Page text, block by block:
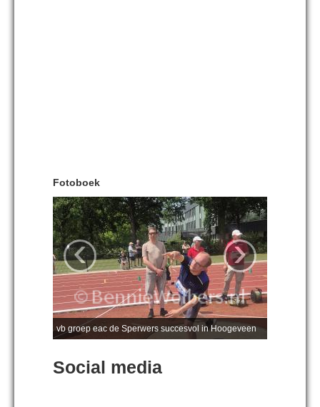
Fotoboek
vb groep eac de Sperwers succesvol in Hoogeveen
‹ ›
Social media